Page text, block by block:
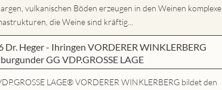
vulkanischen Böden erzeugen in den Weinen komplexe
die Weine sind kräftig...
Dr. Heger - Ihringen VORDERER WINKLERBERG
GG VDP.GROSSE LAGE
LAGE® VORDERER WINKLERBERG bildet den